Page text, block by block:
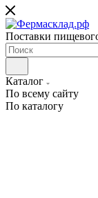
Поставки
Каталог
По всему сайту
По каталогу